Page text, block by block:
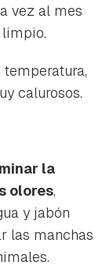
vez al mes
calurosos.
la
olores,
y jabón
las manchas